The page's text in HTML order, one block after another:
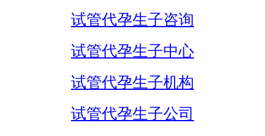
试管代孕生子咨询
试管代孕生子中心
试管代孕生子机构
试管代孕生子公司